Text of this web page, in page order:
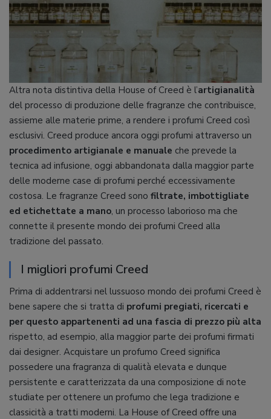
Altra nota distintiva della House of Creed è l’artigianalità
del processo di produzione delle fragranze che contribuisce,
assieme alle materie prime, a rendere i profumi Creed così
esclusivi. Creed produce ancora oggi profumi attraverso un
procedimento artigianale e manuale che prevede la
tecnica ad infusione, oggi abbandonata dalla maggior parte
delle moderne case di profumi perché eccessivamente
costosa. Le fragranze Creed sono filtrate, imbottigliate
ed etichettate a mano, un processo laborioso ma che
connette il presente mondo dei profumi Creed alla
tradizione del passato.
I migliori profumi Creed
Prima di addentrarsi nel lussuoso mondo dei profumi Creed è
bene sapere che si tratta di profumi pregiati, ricercati e
per questo appartenenti ad una fascia di prezzo più alta
rispetto, ad esempio, alla maggior parte dei profumi firmati
dai designer. Acquistare un profumo Creed significa
possedere una fragranza di qualità elevata e dunque
persistente e caratterizzata da una composizione di note
studiate per ottenere un profumo che lega tradizione e
classicità a tratti moderni. La House of Creed offre una